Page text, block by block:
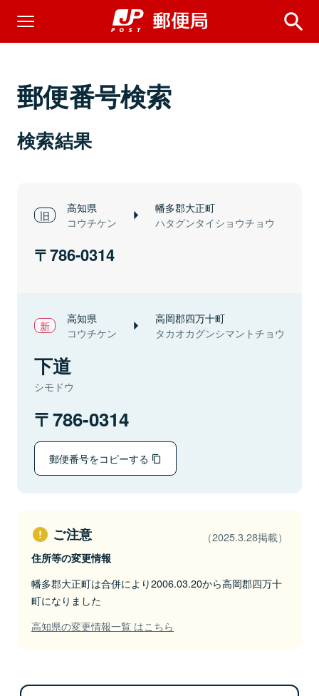
郵便番号検索
検索結果
高知県
コウチケン
幡多郡大正町
ハタグンタイショウチョウ
786-0314
高知県
コウチケン
高岡郡四万十町
タカオカグンシマントチョウ
下道
シモドウ
786-0314
郵便番号をコピーする
ご注意 （2025.3.28掲載）
住所等の変更情報
幡多郡大正町は合併により2006.03.20から高岡郡四万十
町になりました
高知県の変更情報一覧 はこちら